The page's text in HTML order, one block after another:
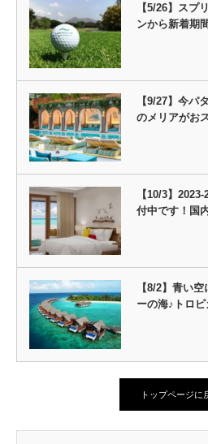
【5/26】スプ
ンから新着期
【9/27】今パ
のメリアがお
【10/3】
付中です！国
【8/2】青い
ーの海♪トロ
トップページに